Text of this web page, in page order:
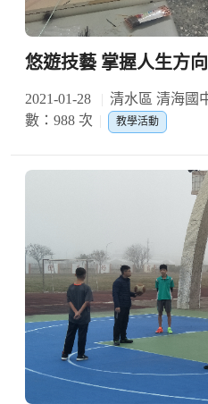
悠遊技藝 掌握人生方向
2021-01-28 清水區 清海國
數：988 次
教學活動